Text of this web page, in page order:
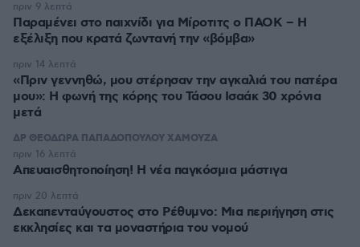
Παραμένει στο παιχνίδι για Μίροτιτς ο ΠΑΟΚ – Η
εξέλιξη που κρατά ζωντανή την «βόμβα»
πριν 9 λεπτά
«Πριν γεννηθώ, μου στέρησαν την αγκαλιά του πατέρα
μου»: Η φωνή της κόρης του Τάσου Ισαάκ 30 χρόνια
μετά
πριν 14 λεπτά
ΔΡ ΘΕΟΔΩΡΑ ΠΑΠΑΔΟΠΟΥΛΟΥ ΧΑΜΟΥΖΑ
Απευαισθητοποίηση! Η νέα παγκόσμια μάστιγα
πριν 16 λεπτά
Δεκαπενταύγουστος στo Ρέθυμνο: Μια περιήγηση στις
εκκλησίες και τα μοναστήρια του νομού
πριν 20 λεπτά